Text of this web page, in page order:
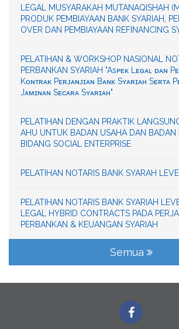
LEGAL MUSYARAKAH MUTANAQISHAH
PRODUK PEMBIAYAAN BANK SYARIAH,
OVER DAN PEMBIAYAAN REFINANCING
PELATIHAN & WORKSHOP NASIONAL
PERBANKAN SYARIAH "Asᴘᴇᴋ Lᴇɢᴀʟ ᴅᴀɴ
Kᴏɴᴛʀᴀᴋ Pᴇʀᴊᴀɴᴊɪᴀɴ Bᴀɴᴋ Sʏᴀʀɪᴀʜ Sᴇʀᴛᴀ
Jᴀᴍɪɴᴀɴ Sᴇᴄᴀʀᴀ Sʏᴀʀɪᴀʜ"
PELATIHAN DENGAN PRAKTIK
AHU UNTUK BADAN USAHA DAN BADAN
BIDANG SOCIAL ENTERPRISE
PELATIHAN NOTARIS BANK SYARAH
PELATIHAN NOTARIS BANK SYARIAH
LEGAL HYBRID CONTRACTS PADA
PERBANKAN & KEUANGAN SYARIAH
Semua